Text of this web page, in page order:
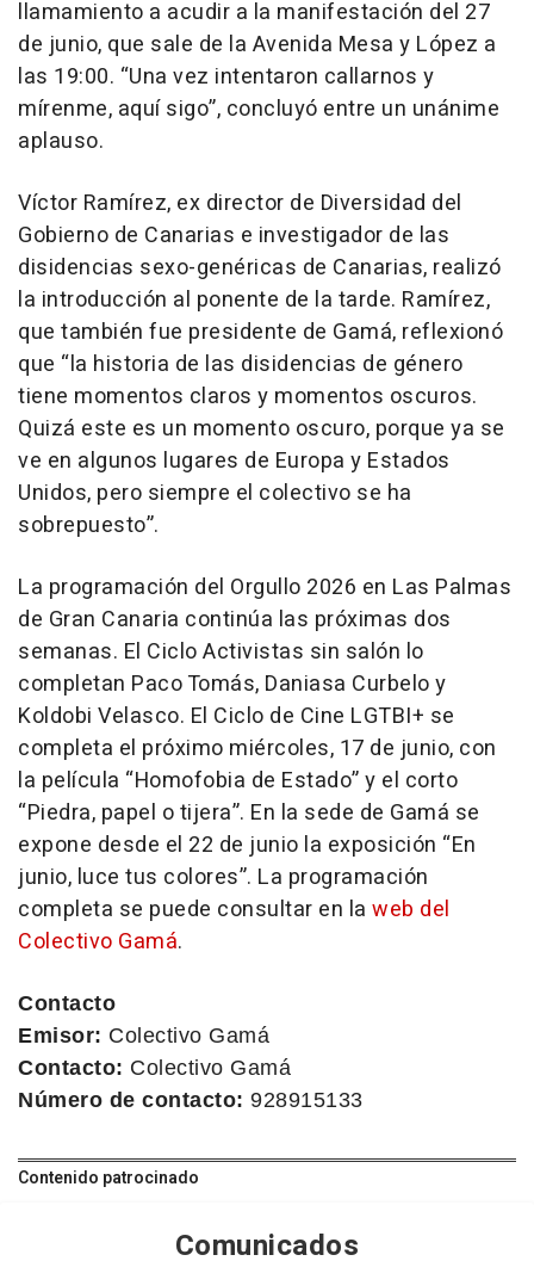
llamamiento a acudir a la manifestación del 27
de junio, que sale de la Avenida Mesa y López a
las 19:00. “Una vez intentaron callarnos y
mírenme, aquí sigo”, concluyó entre un unánime
aplauso.
Víctor Ramírez, ex director de Diversidad del
Gobierno de Canarias e investigador de las
disidencias sexo-genéricas de Canarias, realizó
la introducción al ponente de la tarde. Ramírez,
que también fue presidente de Gamá, reflexionó
que “la historia de las disidencias de género
tiene momentos claros y momentos oscuros.
Quizá este es un momento oscuro, porque ya se
ve en algunos lugares de Europa y Estados
Unidos, pero siempre el colectivo se ha
sobrepuesto”.
La programación del Orgullo 2026 en Las Palmas
de Gran Canaria continúa las próximas dos
semanas. El Ciclo Activistas sin salón lo
completan Paco Tomás, Daniasa Curbelo y
Koldobi Velasco. El Ciclo de Cine LGTBI+ se
completa el próximo miércoles, 17 de junio, con
la película “Homofobia de Estado” y el corto
“Piedra, papel o tijera”. En la sede de Gamá se
expone desde el 22 de junio la exposición “En
junio, luce tus colores”. La programación
completa se puede consultar en la web del
Colectivo Gamá.
Contacto
Emisor: Colectivo Gamá
Contacto: Colectivo Gamá
Número de contacto: 928915133
Contenido patrocinado
Comunicados